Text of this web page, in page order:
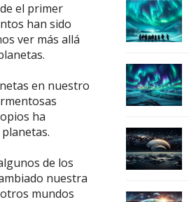
el primer
han sido
ver más allá
en nuestro
ha
de los
nuestra
mundos